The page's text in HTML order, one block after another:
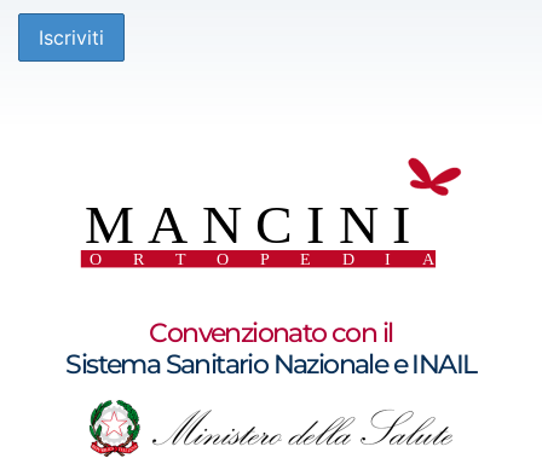
Convenzionato con il
Sistema Sanitario Nazionale e INAIL